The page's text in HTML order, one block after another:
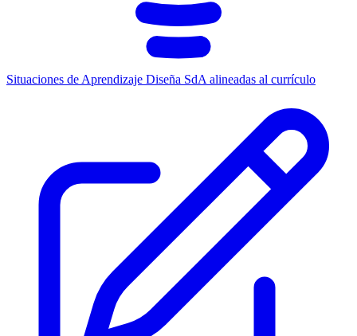
Situaciones de Aprendizaje Diseña SdA alineadas al currículo